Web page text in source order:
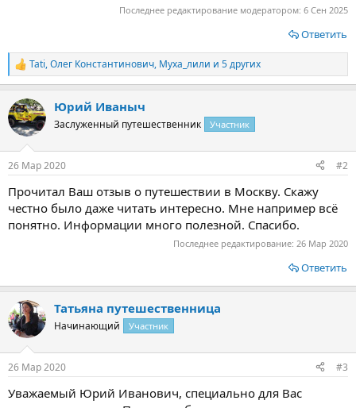
Последнее редактирование модератором: 6 Сен 2025
Ответить
Р
е
к
ц
и
Tati,Олег Константинович, Муха_лили и 5 других
Юрий Иваныч
Заслуженный путешественник Участник
26 Мар 2020 #2
Прочитал Ваш отзыв о путешествии в Москву. Скажу
честно было даже читать интересно. Мне например всё
понятно. Информации много полезной. Спасибо.
Последнее редактирование: 26 Мар 2020
Ответить
Татьяна путешественница
Начинающий Участник
26 Мар 2020 #3
Уважаемый Юрий Иванович, специально для Вас